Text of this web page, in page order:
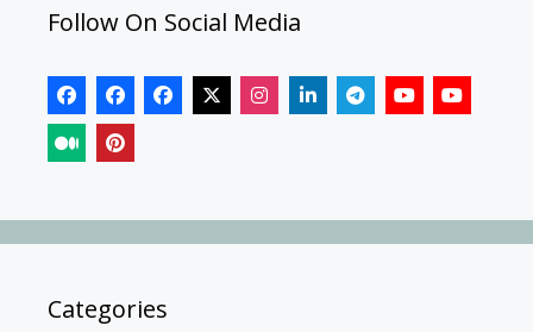
Follow On Social Media
Categories